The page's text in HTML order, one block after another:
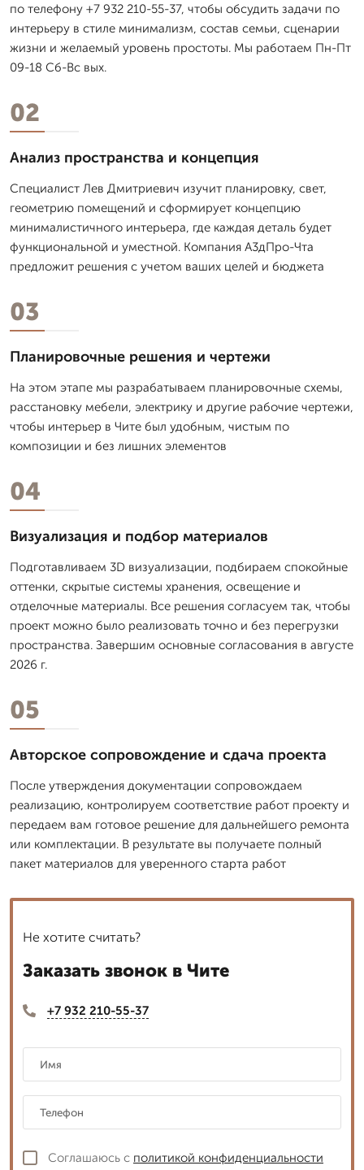
по телефону +7 932 210-55-37, чтобы обсудить задачи по
интерьеру в стиле минимализм, состав семьи, сценарии
жизни и желаемый уровень простоты. Мы работаем Пн-Пт
09-18 Сб-Вс вых.
02
Анализ пространства и концепция
Специалист Лев Дмитpиевич изучит планировку, свет,
геометрию помещений и сформирует концепцию
минималистичного интерьера, где каждая деталь будет
функциональной и уместной. Компания А3дПро-Чта
предложит решения с учетом ваших целей и бюджета
03
Планировочные решения и чертежи
На этом этапе мы разрабатываем планировочные схемы,
расстановку мебели, электрику и другие рабочие чертежи,
чтобы интерьер в Чите был удобным, чистым по
композиции и без лишних элементов
04
Визуализация и подбор материалов
Подготавливаем 3D визуализации, подбираем спокойные
оттенки, скрытые системы хранения, освещение и
отделочные материалы. Все решения согласуем так, чтобы
проект можно было реализовать точно и без перегрузки
пространства. Завершим основные согласования в августе
2026 г.
05
Авторское сопровождение и сдача проекта
После утверждения документации сопровождаем
реализацию, контролируем соответствие работ проекту и
передаем вам готовое решение для дальнейшего ремонта
или комплектации. В результате вы получаете полный
пакет материалов для уверенного старта работ
Не хотите считать?
Заказать звонок в Чите
+7 932 210-55-37
Соглашаюсь с политикой конфиденциальности